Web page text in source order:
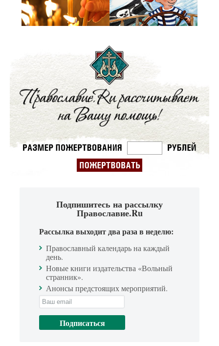
Подпишитесь на рассылку
Православие.Ru
Рассылка выходит два раза в неделю:
Православный календарь на каждый
день.
Новые книги издательства «Вольный
странник».
Анонсы предстоящих мероприятий.